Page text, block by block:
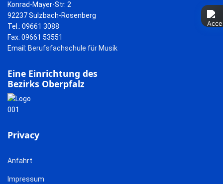
Konrad-Mayer-Str. 2
92237 Sulzbach-Rosenberg
Tel.: 09661 3088
Fax: 09661 53551
Email: Berufsfachschule für Musik
Eine Einrichtung des
Bezirks Oberpfalz
Privacy
Anfahrt
Impressum